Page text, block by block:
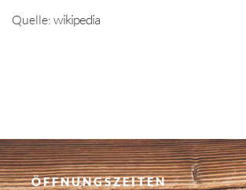
Quelle: wikipedia
ÖFFNUNGSZEITEN